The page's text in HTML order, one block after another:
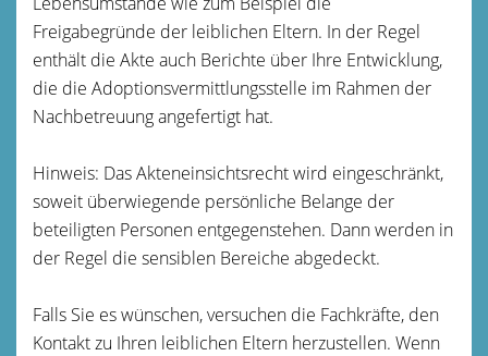
Freigabegründe der leiblichen Eltern. In der Regel
enthält die Akte auch Berichte über Ihre Entwicklung,
die die Adoptionsvermittlungsstelle im Rahmen der
Nachbetreuung angefertigt hat.
Hinweis: Das Akteneinsichtsrecht wird eingeschränkt,
soweit überwiegende persönliche Belange der
beteiligten Personen entgegenstehen. Dann werden in
der Regel die sensiblen Bereiche abgedeckt.
Falls Sie es wünschen, versuchen die Fachkräfte, den
Kontakt zu Ihren leiblichen Eltern herzustellen. Wenn